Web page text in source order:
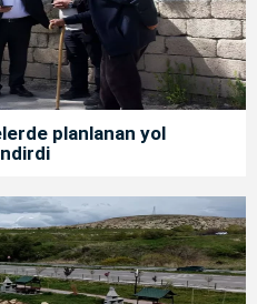
planlanan yol